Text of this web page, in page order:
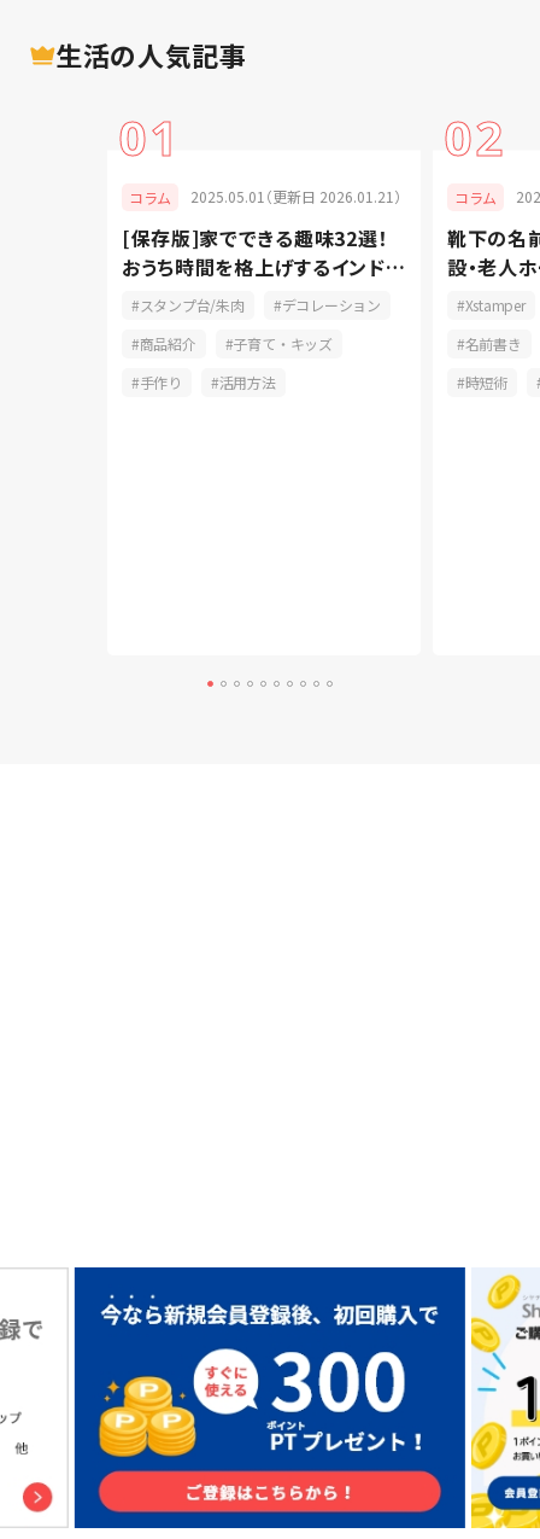
生活の人気記事
01
コラム 2025.05.01（更新日 2026.01.21）
[保存版]家でできる趣味32選！
おうち時間を格上げするインドア
派スタンプ台/朱肉
デコレーション
商品紹介
子育て・キッズ
手作り
活用方法
02
コラム
靴下の名
設・老人
ると便利
Xstamper
名前書き
時短術